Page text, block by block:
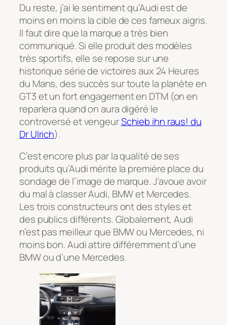
Du reste, j’ai le sentiment qu’Audi est de
moins en moins la cible de ces fameux aigris.
Il faut dire que la marque a très bien
communiqué. Si elle produit des modèles
très sportifs, elle se repose sur une
historique série de victoires aux 24 Heures
du Mans, des succès sur toute la planète en
GT3 et un fort engagement en DTM (on en
reparlera quand on aura digéré le
controversé et vengeurSchieb ihn raus! du
Dr Ulrich).
C’est encore plus par la qualité de ses
produits qu’Audi mérite la première place du
sondage de l’image de marque. J’avoue avoir
du mal à classer Audi, BMW et Mercedes.
Les trois constructeurs ont des styles et
des publics différents. Globalement, Audi
n’est pas meilleur que BMW ou Mercedes, ni
moins bon. Audi attire différemment d’une
BMW ou d’une Mercedes.